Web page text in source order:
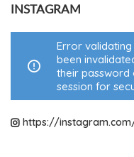
INSTAGRAM
Error validating
been
their password
session for
https://